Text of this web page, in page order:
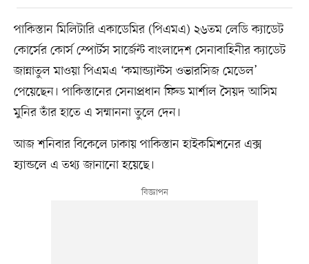
পাকিস্তান মিলিটারি একাডেমির (পিএমএ) ২৬তম লেডি ক্যাডেট
কোর্সের কোর্স স্পোর্টস সার্জেন্ট বাংলাদেশ সেনাবাহিনীর ক্যাডেট
জান্নাতুল মাওয়া পিএমএ ‘কমান্ড্যান্টস ওভারসিজ মেডেল’
পেয়েছেন। পাকিস্তানের সেনাপ্রধান ফিল্ড মার্শাল সৈয়দ আসিম
মুনির তাঁর হাতে এ সম্মাননা তুলে দেন।
আজ শনিবার বিকেলে ঢাকায় পাকিস্তান হাইকমিশনের এক্স
হ্যান্ডলে এ তথ্য জানানো হয়েছে।